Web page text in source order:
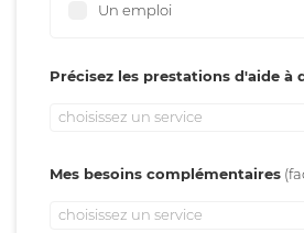
Un emploi
Précisez les prestations d'aide à
choisissez un service
Mes besoins complémentaires
choisissez un service